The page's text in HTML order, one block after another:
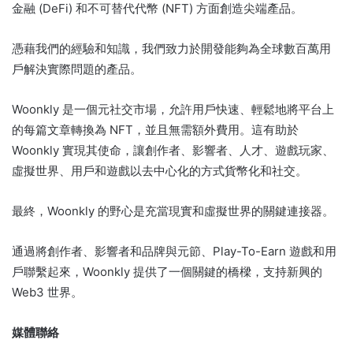
金融 (DeFi) 和不可替代代幣 (NFT) 方面創造尖端產品。
憑藉我們的經驗和知識，我們致力於開發能夠為全球數百萬用
戶解決實際問題的產品。
Woonkly 是一個元社交市場，允許用戶快速、輕鬆地將平台上
的每篇文章轉換為 NFT，並且無需額外費用。 這有助於
Woonkly 實現其使命，讓創作者、影響者、人才、遊戲玩家、
虛擬世界、用戶和遊戲以去中心化的方式貨幣化和社交。
最終，Woonkly 的野心是充當現實和虛擬世界的關鍵連接器。
通過將創作者、影響者和品牌與元節、Play-To-Earn 遊戲和用
戶聯繫起來，Woonkly 提供了一個關鍵的橋樑，支持新興的
Web3 世界。
媒體聯絡